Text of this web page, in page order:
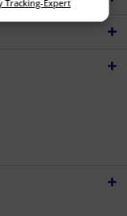
Werbung
Inhalte
Kombinationen von
Inhalten
abfragen
Tracking-Expert